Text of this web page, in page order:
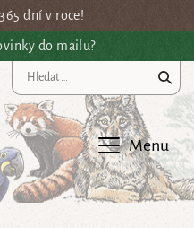
dní v roce!
do mailu?
Menu